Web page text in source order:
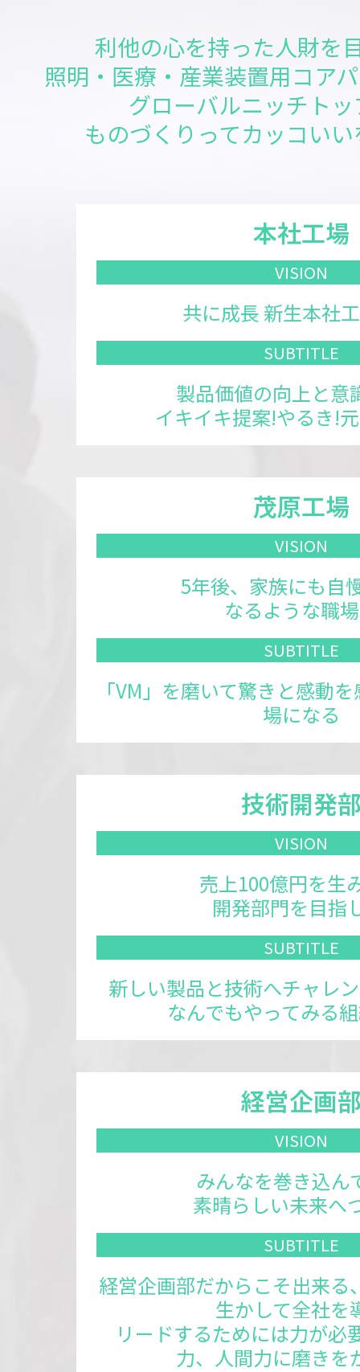
利他の心を持った人財を
照明・医療・産業装置用コア
グローバルニッチト
ものづくりってカッコい
本社工場
VISION
共に成長 新生本社
SUBTITLE
製品価値の向上と意
イキイキ提案!やるき!
茂原工場
VISION
5年後、家族にも自
なるような職
SUBTITLE
「VM」を磨いて驚きと感動
場になる
技術開発
VISION
売上100億円を生
開発部門を目指
SUBTITLE
新しい製品と技術へチャレ
なんでもやってみる
経営企画
VISION
みんなを巻き込ん
素晴らしい未来へ
SUBTITLE
経営企画部だからこそ出来る
生かして全社を
リードするためには力が必
力、人間力に磨きを